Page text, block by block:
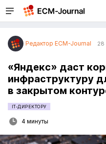
Редактор ECM-Journal 28
«Яндекс» даст
инфраструктуру
в закрытом
IT-ДИРЕКТОРУ
4 минуты